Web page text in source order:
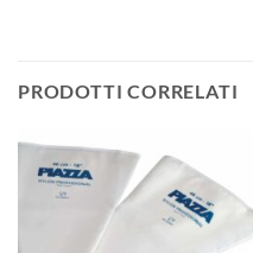
PRODOTTI CORRELATI